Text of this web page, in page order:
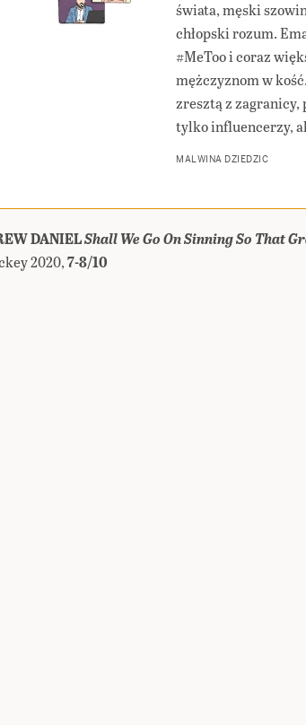
świata, męski
chłopski rozum.
#MeToo i coraz
mężczyznom w
zresztą z
tylko influencerzy,
MALWINA DZIEDZIC
DANIELShall We Go On Sinning So That
2020,7-8/10